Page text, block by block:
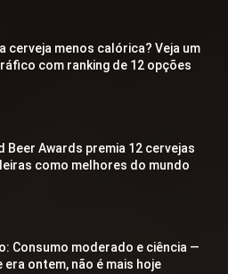
cerveja menos calórica? Veja um
com ranking de 12 opções
Beer Awards premia 12 cervejas
como melhores do mundo
Consumo moderado e ciência —
era ontem, não é mais hoje